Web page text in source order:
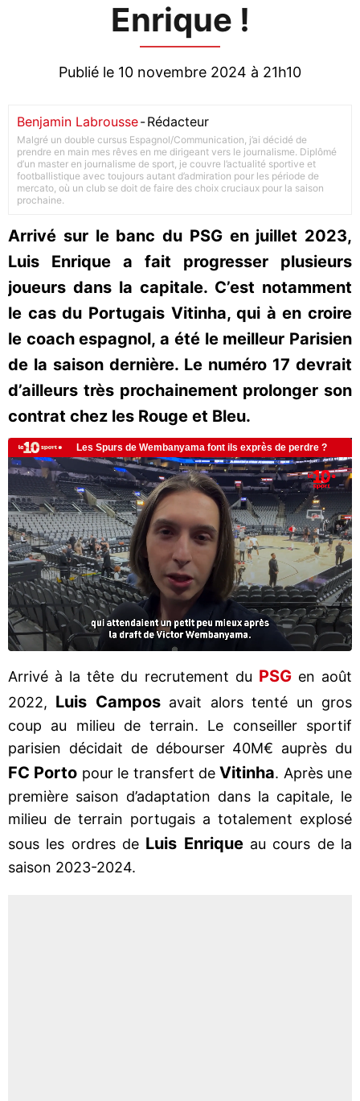
Enrique !
Publié le 10 novembre 2024 à 21h10
Benjamin Labrousse-Rédacteur
Malgré un double cursus Espagnol/Communication, j’ai décidé de
prendre en main mes rêves en me dirigeant vers le journalisme. Diplômé
d’un master en journalisme de sport, je couvre l’actualité sportive et
footballistique avec toujours autant d’admiration pour les période de
mercato, où un club se doit de faire des choix cruciaux pour la saison
prochaine.
Arrivé sur le banc du PSG en juillet 2023,
Luis Enrique a fait progresser plusieurs
joueurs dans la capitale. C’est notamment
le cas du Portugais Vitinha, qui à en croire
le coach espagnol, a été le meilleur Parisien
de la saison dernière. Le numéro 17 devrait
d’ailleurs très prochainement prolonger son
contrat chez les Rouge et Bleu.
Arrivé à la tête du recrutement du PSG en août
2022, Luis Camposavait alors tenté un gros
coup au milieu de terrain. Le conseiller sportif
parisien décidait de débourser 40M€ auprès du
FC Porto pour le transfert deVitinha. Après une
première saison d’adaptation dans la capitale, le
milieu de terrain portugais a totalement explosé
sous les ordres de Luis Enriqueau cours de la
saison 2023-2024.